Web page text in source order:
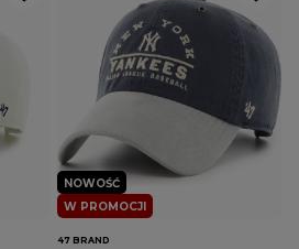
W PROMOCJI
NOWOŚĆ
47 BRAND